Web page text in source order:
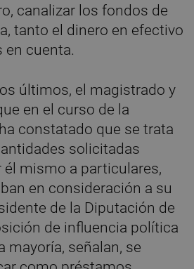
canalizar los fondos de
tanto el dinero en efectivo
en cuenta.
últimos, el magistrado y
en el curso de la
constatado que se trata
solicitadas
mismo a particulares,
en consideración a su
de la Diputación de
de influencia política
mayoría, señalan, se